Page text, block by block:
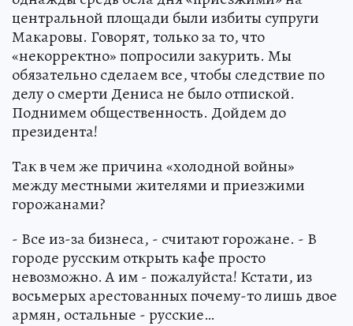
центральной площади были избиты супруги
Макаровы. Говорят, только за то, что
«некорректно» попросили закурить. Мы
обязательно сделаем все, чтобы следствие по
делу о смерти Дениса не было отпиской.
Поднимем общественность. Дойдем до
президента!
Так в чем же причина «холодной войны»
между местными жителями и приезжими
горожанами?
- Все из-за бизнеса, - считают горожане. - В
городе русским открыть кафе просто
невозможно. А им - пожалуйста! Кстати, из
восьмерых арестованных почему-то лишь двое
армян, остальные - русские…